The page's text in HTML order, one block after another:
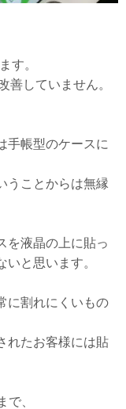
す。
善していません。
手帳型のケースに
うことからは無縁
を液晶の上に貼っ
と思います。
に割れにくいもの
れたお客様には貼
で、